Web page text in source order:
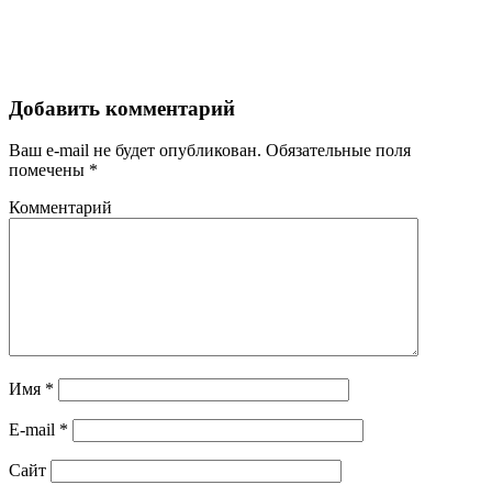
Добавить комментарий
Ваш e-mail не будет опубликован. Обязательные поля
помечены *
Комментарий
Имя *
E-mail *
Сайт